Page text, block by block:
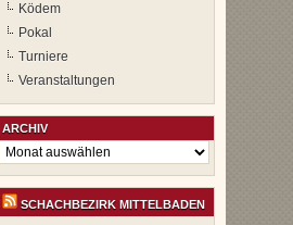
Ködem
Pokal
Turniere
Veranstaltungen
ARCHIV
Archiv
SCHACHBEZIRK MITTELBADEN